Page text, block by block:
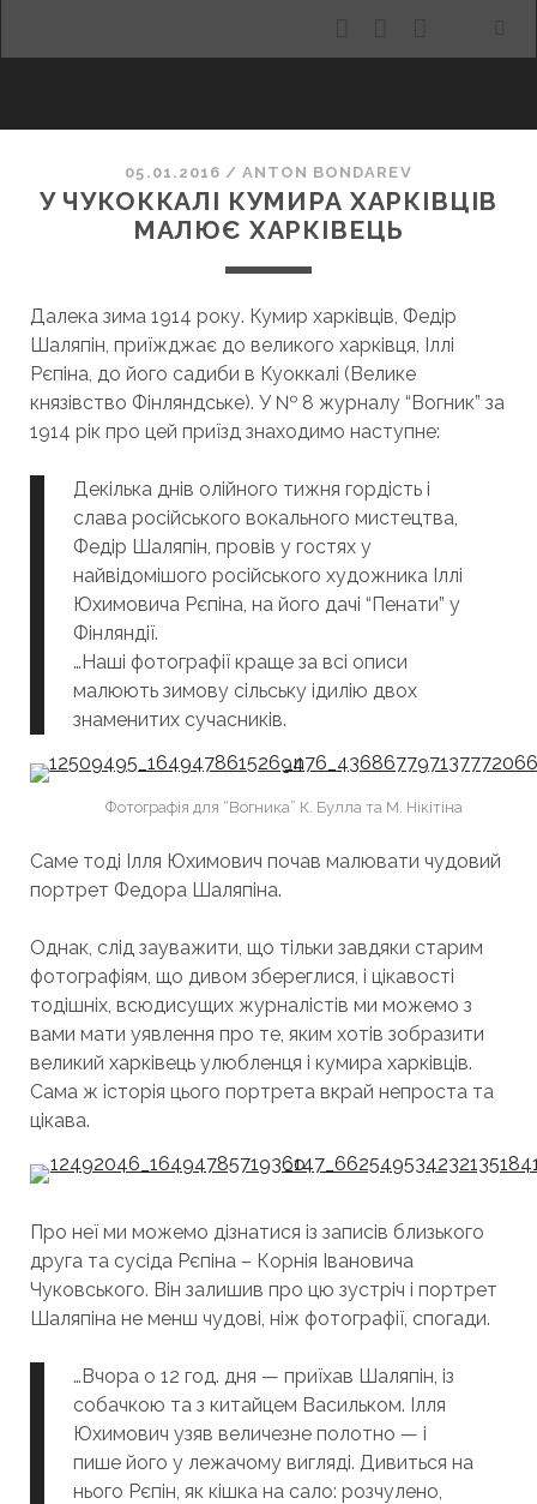
05.01.2016 / ANTON BONDAREV
У ЧУКОККАЛІ КУМИРА ХАРКІВЦІВ
МАЛЮЄ ХАРКІВЕЦЬ
Далека зима 1914 року. Кумир харківців, Федір
Шаляпін, приїжджає до великого харківця, Іллі
Рєпіна, до його садиби в Куоккалі (Велике
князівство Фінляндське). У № 8 журналу “Вогник” за
1914 рік про цей приїзд знаходимо наступне:
Декілька днів олійного тижня гордість і
слава російського вокального мистецтва,
Федір Шаляпін, провів у гостях у
найвідомішого російського художника Іллі
Юхимовича Рєпіна, на його дачі “Пенати” у
Фінляндії.
…Наші фотографії краще за всі описи
малюють зимову сільську ідилію двох
знаменитих сучасників.
Фотографія для “Вогника” К. Булла та М. Нікітіна
Саме тоді Ілля Юхимович почав малювати чудовий
портрет Федора Шаляпіна.
Однак, слід зауважити, що тільки завдяки старим
фотографіям, що дивом збереглися, і цікавості
тодішніх, всюдисущих журналістів ми можемо з
вами мати уявлення про те, яким хотів зобразити
великий харківець улюбленця і кумира харківців.
Сама ж історія цього портрета вкрай непроста та
цікава.
Про неї ми можемо дізнатися із записів близького
друга та сусіда Рєпіна – Корнія Івановича
Чуковського. Він залишив про цю зустріч і портрет
Шаляпіна не менш чудові, ніж фотографії, спогади.
…Вчора о 12 год. дня — приїхав Шаляпін, із
собачкою та з китайцем Васильком. Ілля
Юхимович узяв величезне полотно — і
пише його у лежачому вигляді. Дивиться на
нього Рєпін, як кішка на сало: розчулено,